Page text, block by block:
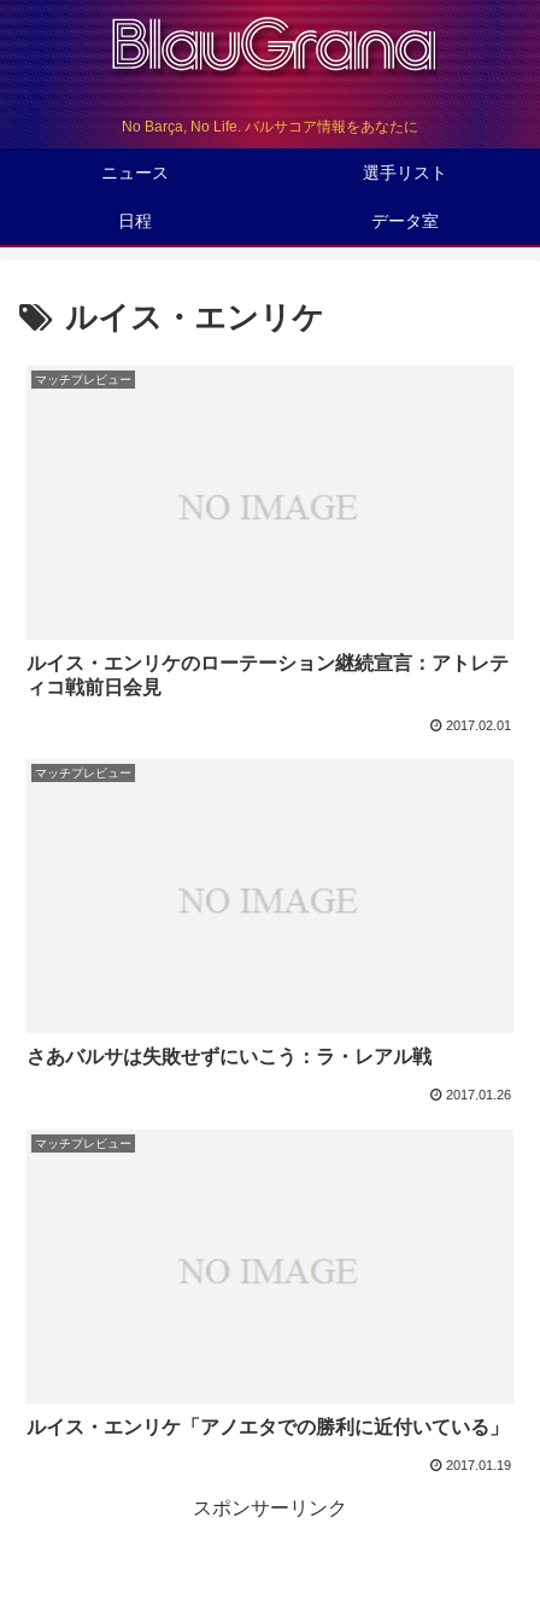
No Barça, No Life. バルサコア情報をあなたに
ニュース 選手リスト
日程 データ室
ルイス・エンリケ
マッチプレビュー
ルイス・エンリケのローテーション継続宣言：アトレテ
ィコ戦前日会見
2017.02.01
マッチプレビュー
さあバルサは失敗せずにいこう：ラ・レアル戦
2017.01.26
マッチプレビュー
ルイス・エンリケ「アノエタでの勝利に近付いている」
2017.01.19
スポンサーリンク